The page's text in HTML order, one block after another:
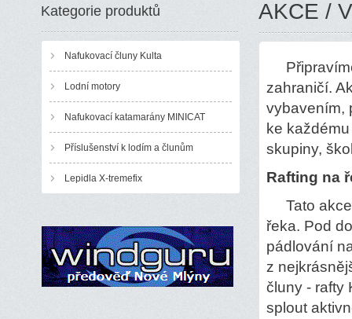
Kategorie produktů
Nafukovací čluny Kulta
Lodní motory
Nafukovací katamarány MINICAT
Příslušenství k lodím a člunům
Lepidla X-tremefix
AKCE /
zahraničí.
vybavením,
ke
skupiny,
Rafting na
Tato akce
řeka. Pod
pádlování
z
čluny - rafty
splout